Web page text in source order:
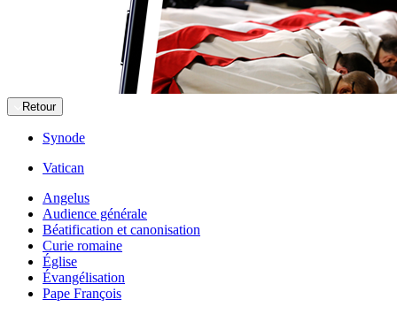
Retour
Synode
Vatican
Angelus
Audience générale
Béatification et canonisation
Curie romaine
Église
Évangélisation
Pape François